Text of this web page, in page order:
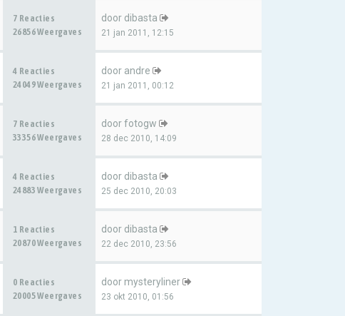
7 Reacties
26856 Weergaves
door dibasta
21 jan 2011, 12:15
4 Reacties
24049 Weergaves
door andre
21 jan 2011, 00:12
7 Reacties
33356 Weergaves
doorfotogw
28 dec 2010, 14:09
4 Reacties
24883 Weergaves
door dibasta
25 dec 2010, 20:03
1 Reacties
20870 Weergaves
door dibasta
22 dec 2010, 23:56
0 Reacties
20005 Weergaves
doormysteryliner
23 okt 2010, 01:56